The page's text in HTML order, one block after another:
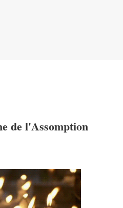
de l'Assomption